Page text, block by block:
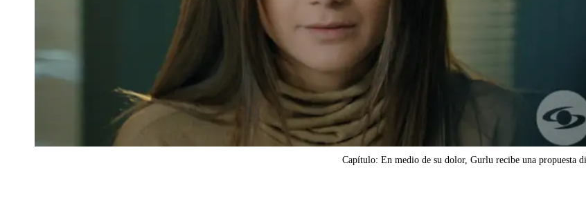
Capítulo: En medio de su dolor, Gurlu recibe una propuesta